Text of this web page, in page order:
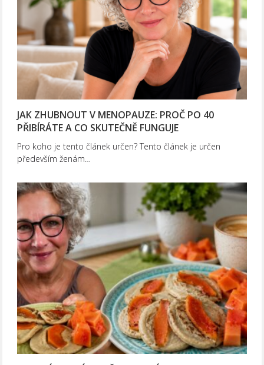
JAK ZHUBNOUT V MENOPAUZE: PROČ PO 40
PŘIBÍRÁTE A CO SKUTEČNĚ FUNGUJE
Pro koho je tento článek určen? Tento článek je určen
především ženám…